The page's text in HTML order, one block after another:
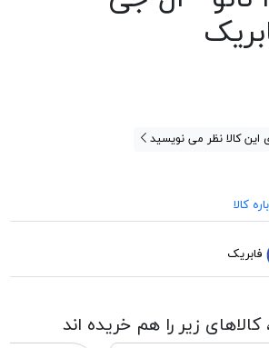
این کالا نظر می نویسید
کالا
فابریک
کالاهای زیر را هم خریده اند